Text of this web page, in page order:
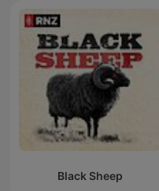
Black Sheep